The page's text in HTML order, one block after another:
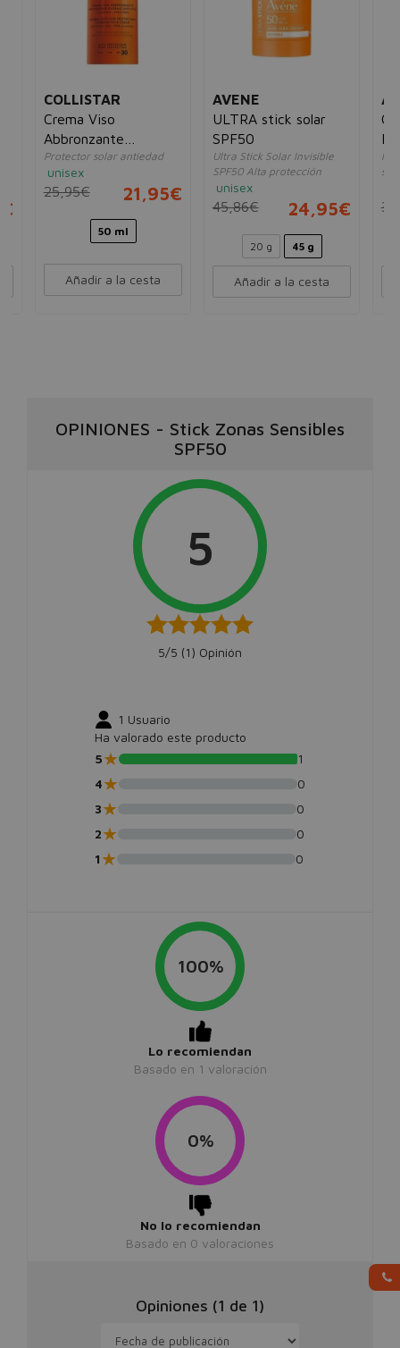
COLLISTAR
Crema Viso
Abbronzante
Protezione Globale
Anti-Età SPF30
Protector solar antiedad
unisex
25,95€ 21,95€
50 ml
Añadir a la cesta
AVENE
ULTRA stick solar
SPF50
Ultra Stick Solar Invisible
SPF50 Alta protección
unisex
45,86€ 24,95€
20 g 45 g
Añadir a la cesta
OPINIONES - Stick Zonas Sensibles
SPF50
5
5/5 (1) Opinión
1 Usuario
Ha valorado este producto
5★
1
4★
0
3★
0
2★
0
1★ 0
100%
Lo recomiendan
Basado en 1 valoración
0%
No lo recomiendan
Basado en 0 valoraciones
Opiniones (1 de 1)